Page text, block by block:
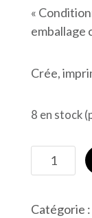
«
emballage
Crée,
8 en stock
quantité
de
de
Catégorie :